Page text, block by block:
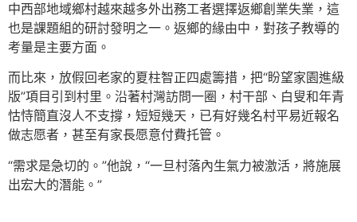
中西部地域鄉村越來越多外出務工者選擇返鄉創業失業，這
也是課題組的研討發明之一。返鄉的緣由中，對孩子教導的
考量是主要方面。
而比來，放假回老家的夏柱智正四處籌措，把“盼望家園進級
版”項目引到村里。沿著村灣訪問一圈，村干部、白叟和年青
怙恃簡直沒人不支撐，短短幾天，已有好幾名村平易近報名
做志愿者，甚至有家長愿意付費托管。
“需求是急切的。”他說，“一旦村落內生氣力被激活，將施展
出宏大的潛能。”